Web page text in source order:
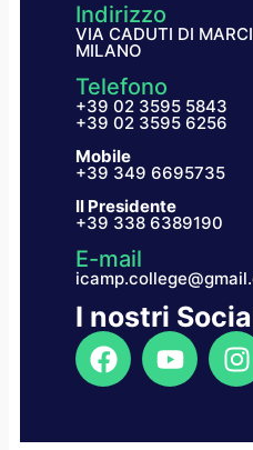
Indirizzo
VIA CADUTI DI
MILANO
Telefono
+39 02 3595 5843
+39 02 3595 6256
Mobile
+39 349 6695735
Il Presidente
+39 338 6389190
E-mail
I nostri